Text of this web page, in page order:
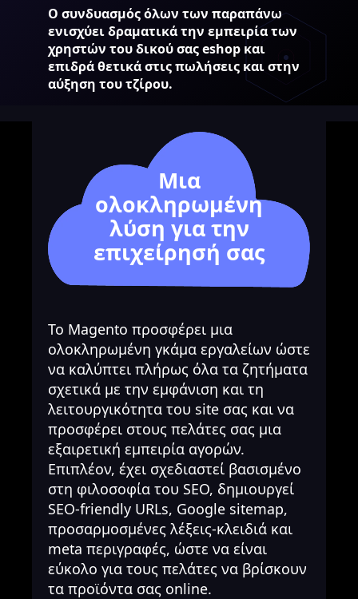
Ο συνδυασμός όλων των παραπάνω
ενισχύει δραματικά την εμπειρία των
χρηστών του δικού σας eshop και
επιδρά θετικά στις πωλήσεις και στην
αύξηση του τζίρου.
Μια
ολοκληρωμένη
λύση για την
επιχείρησή σας
Το Magento προσφέρει μια
ολοκληρωμένη γκάμα εργαλείων ώστε
να καλύπτει πλήρως όλα τα ζητήματα
σχετικά με την εμφάνιση και τη
λειτουργικότητα του site σας και να
προσφέρει στους πελάτες σας μια
εξαιρετική εμπειρία αγορών.
Επιπλέον, έχει σχεδιαστεί βασισμένο
στη φιλοσοφία του SEO, δημιουργεί
SEO-friendly URLs, Google sitemap,
προσαρμοσμένες λέξεις-κλειδιά και
meta περιγραφές, ώστε να είναι
εύκολο για τους πελάτες να βρίσκουν
τα προϊόντα σας online.